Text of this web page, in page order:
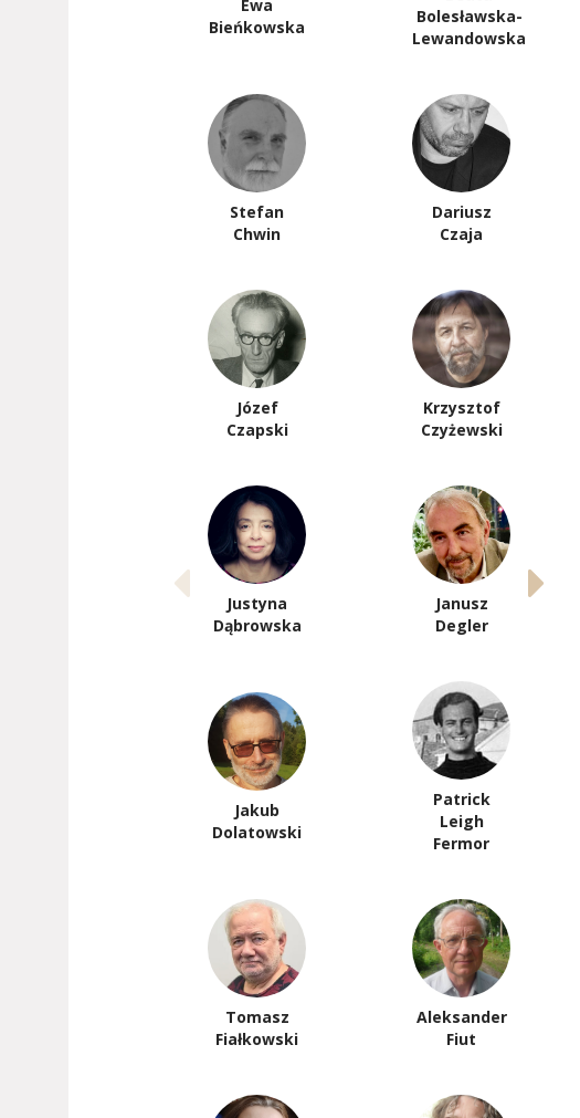
Ewa
Bieńkowska
Bolesławska-
Lewandowska
Stefan
Chwin
Dariusz
Czaja
Józef
Czapski
Krzysztof
Czyżewski
Justyna
Dąbrowska
Janusz
Degler
Jakub
Dolatowski
Patrick
Leigh
Fermor
Tomasz
Fiałkowski
Aleksander
Fiut